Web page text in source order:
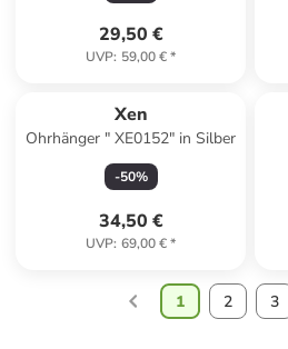
29,50 €
UVP: 59,00 €*
Xen
Ohrhänger " XE0152" in Silber
-50%
34,50 €
UVP: 69,00 €*
1 2 3